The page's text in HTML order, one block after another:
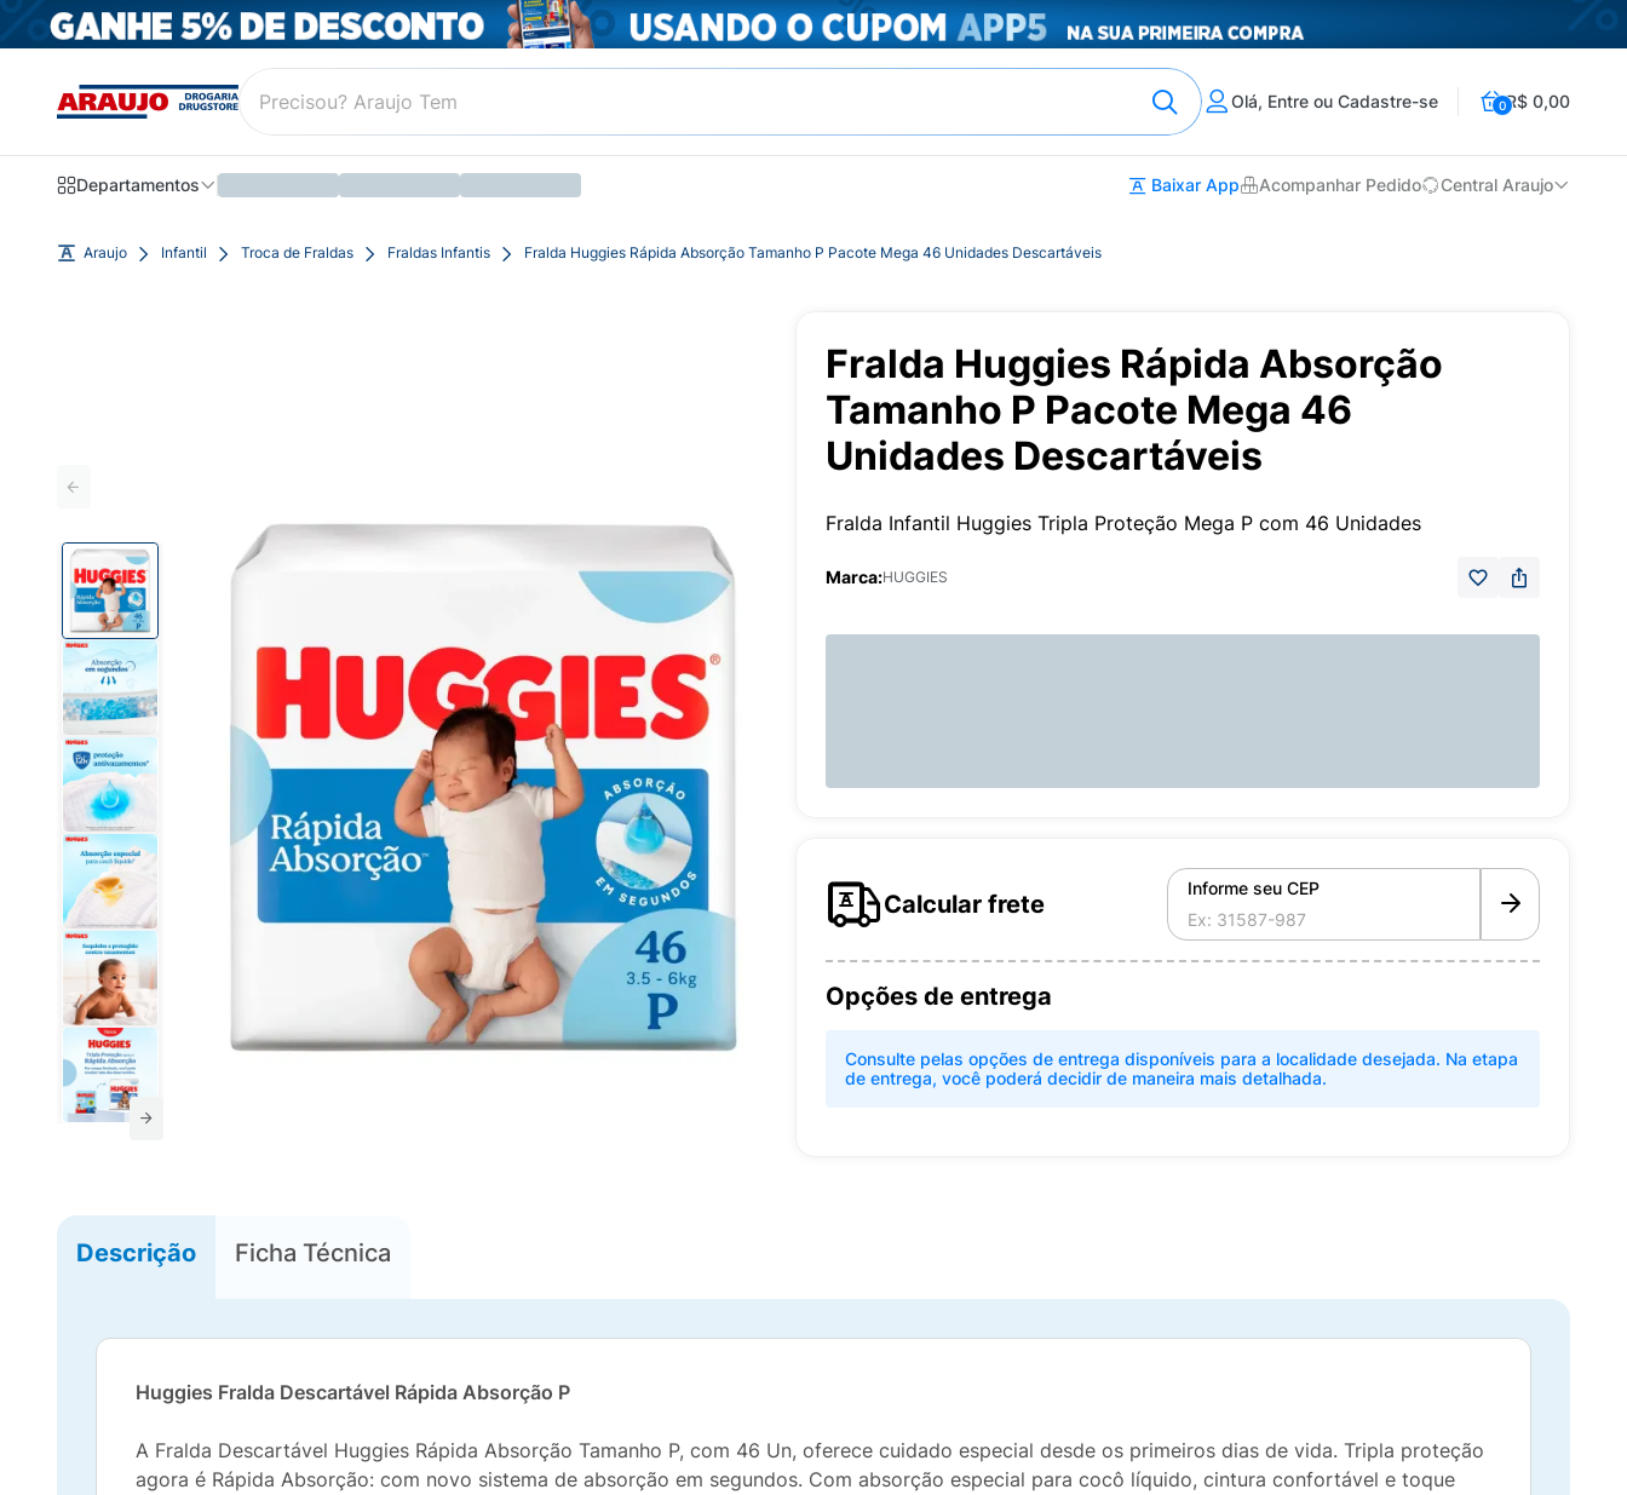
Olá, Entre ou Cadastre-se 0R$ 0,00
Departamentos Baixar App Acompanhar Pedido Central Araujo
Araujo Infantil Troca de Fraldas Fraldas Infantis Fralda Huggies Rápida Absorção Tamanho P Pacote Mega 46 Unidades Descartáveis
Fralda Huggies Rápida Absorção
Tamanho P Pacote Mega 46
Unidades Descartáveis
Fralda Infantil Huggies Tripla Proteção Mega P com 46 Unidades
Marca:HUGGIES
Calcular frete
Informe seu CEP
Opções de entrega
Consulte pelas opções de entrega disponíveis para a localidade desejada. Na etapa
de entrega, você poderá decidir de maneira mais detalhada.
Descrição Ficha Técnica
Huggies Fralda Descartável Rápida Absorção P
A Fralda Descartável Huggies Rápida Absorção Tamanho P, com 46 Un, oferece cuidado especial desde os primeiros dias de vida. Tripla proteção
agora é Rápida Absorção: com novo sistema de absorção em segundos. Com absorção especial para cocô líquido, cintura confortável e toque